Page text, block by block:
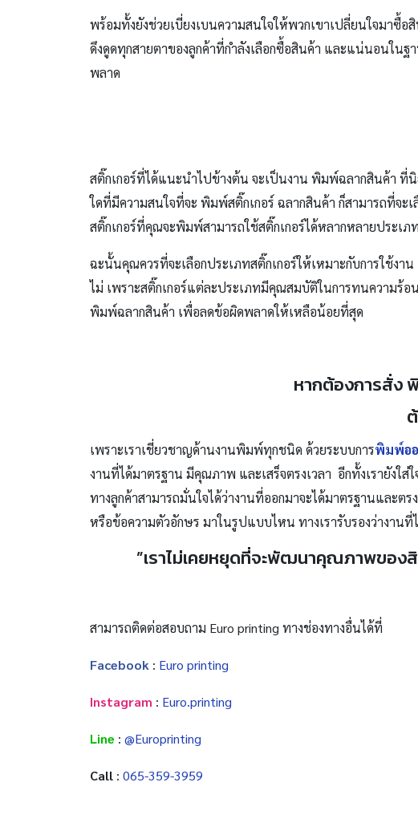
พร้อมทั้งยังช่วยเบี่ยงเบนความสนใจให้พวกเขาเปลี่ยนใจมาซื้
ดึงดูดทุกสายตาของลูกค้าที่กำลังเลือกซื้อสินค้า และแน่นอนใน
พลาด
สติ๊กเกอร์ที่ได้แนะนำไปข้างต้น จะเป็นงาน พิมพ์ฉลากสินค้า
ใดที่มีความสนใจที่จะ พิมพ์สติ๊กเกอร์ ฉลากสินค้า ก็สามารถที่จะ
สติ๊กเกอร์ที่คุณจะพิมพ์สามารถใช้สติ๊กเกอร์ได้หลากหลายประเภท
ฉะนั้นคุณควรที่จะเลือกประเภทสติ๊กเกอร์ให้เหมาะกับการใช้
ไม่ เพราะสติ๊กเกอร์แต่ละประเภทมีคุณสมบัติในการทนความร้อ
พิมพ์ฉลากสินค้า เพื่อลดข้อผิดพลาดให้เหลือน้อยที่สุด
หากต้องการสั่ง
เพราะเราเชี่ยวชาญด้านงานพิมพ์ทุกชนิด ด้วยระบบการพิมพ์อ
งานที่ได้มาตรฐาน มีคุณภาพ และเสร็จตรงเวลา อีกทั้งเรายังใ
ทางลูกค้าสามารถมั่นใจได้ว่างานที่ออกมาจะได้มาตรฐานและต
หรือข้อความตัวอักษร มาในรูปแบบไหน ทางเรารับรองว่างา
”เราไม่เคยหยุดที่จะพัฒนาคุณภาพของ
สามารถติดต่อสอบถาม Euro printing ทางช่องทางอื่นได้ที่
Facebook : Euro printing
Instagram : Euro.printing
Line : @Europrinting
Call : 065-359-3959